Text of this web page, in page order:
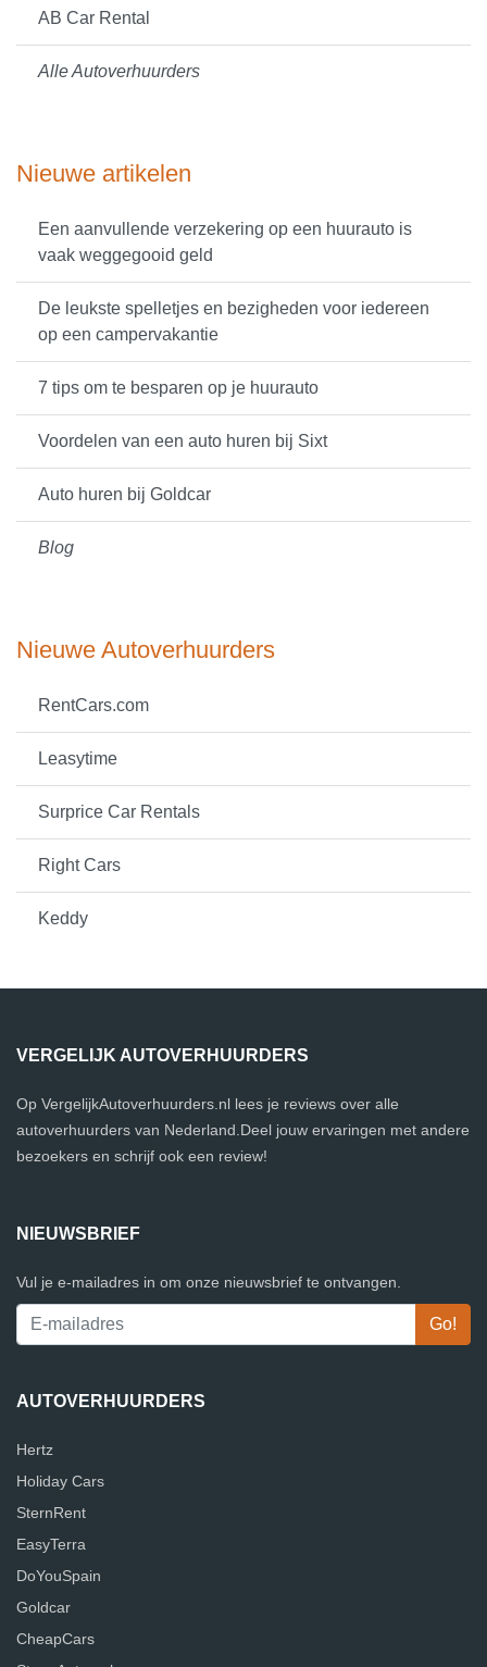
AB Car Rental
Alle Autoverhuurders
Nieuwe artikelen
Een aanvullende verzekering op een huurauto is
vaak weggegooid geld
De leukste spelletjes en bezigheden voor iedereen
op een campervakantie
7 tips om te besparen op je huurauto
Voordelen van een auto huren bij Sixt
Auto huren bij Goldcar
Blog
Nieuwe Autoverhuurders
RentCars.com
Leasytime
Surprice Car Rentals
Right Cars
Keddy
VERGELIJK AUTOVERHUURDERS
Op VergelijkAutoverhuurders.nl lees je reviews over alle
autoverhuurders van Nederland.Deel jouw ervaringen met andere
bezoekers en schrijf ook een review!
NIEUWSBRIEF
Vul je e-mailadres in om onze nieuwsbrief te ontvangen.
AUTOVERHUURDERS
Hertz
Holiday Cars
SternRent
EasyTerra
DoYouSpain
Goldcar
CheapCars